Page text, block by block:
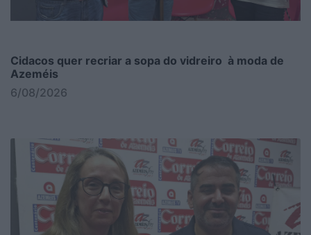
Cidacos quer recriar a sopa do vidreiro à moda de
Azeméis
6/08/2026